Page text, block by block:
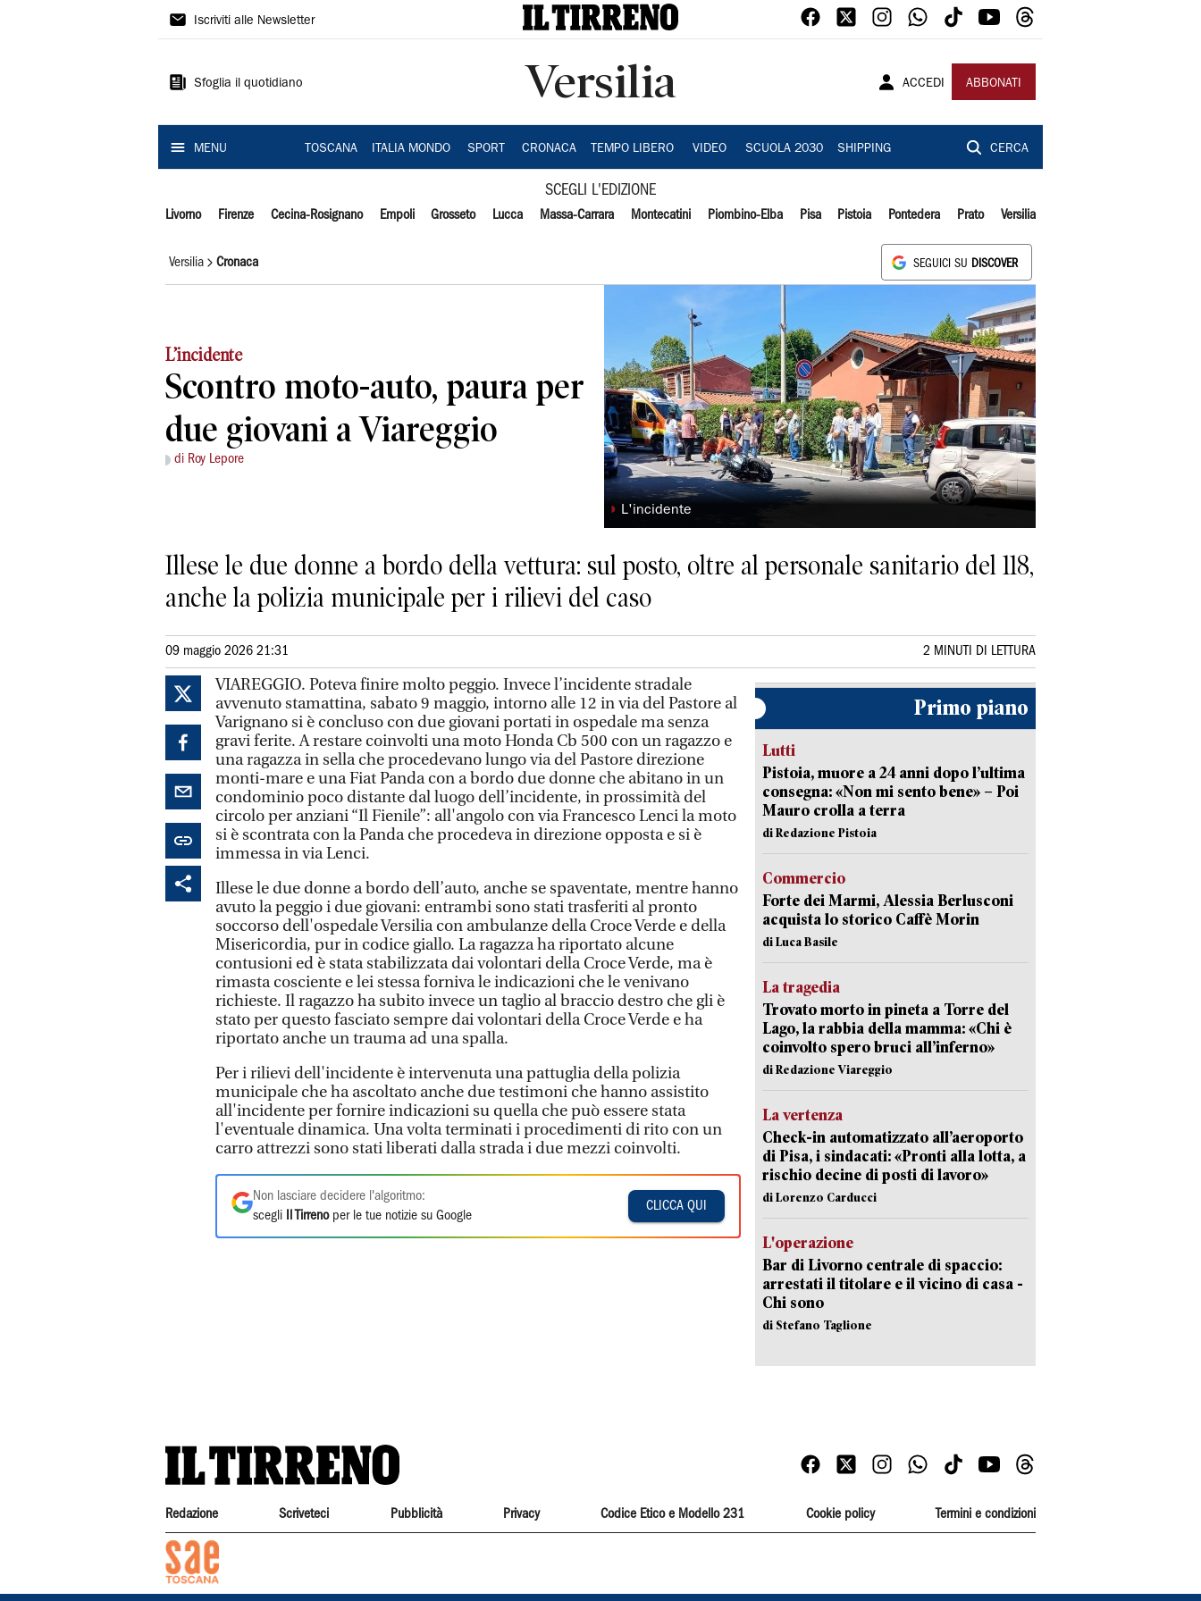
Il
Iscriviti alle Newsletter
Sfoglia il quotidiano Versilia ACCEDI ABBONATI
MENU TOSCANA ITALIA MONDO SPORT CRONACA TEMPO LIBERO VIDEO SCUOLA 2030 SHIPPING CERCA
SCEGLI L'EDIZIONE
Livorno Firenze Cecina-Rosignano Empoli Grosseto Lucca Massa-Carrara Montecatini Piombino-Elba Pisa Pistoia Pontedera Prato Versilia
Versilia Cronaca SEGUICI SU DISCOVER
L’incidente
Scontro moto-auto, paura per
due giovani a Viareggio
di Roy Lepore
◗ L'incidente
Illese le due donne a bordo della vettura: sul posto, oltre al personale sanitario del 118,
anche la polizia municipale per i rilievi del caso
09 maggio 2026 21:31 2 MINUTI DI LETTURA
VIAREGGIO. Poteva finire molto peggio. Invece l’incidente stradale
avvenuto stamattina, sabato 9 maggio, intorno alle 12 in via del Pastore al
Varignano si è concluso con due giovani portati in ospedale ma senza
gravi ferite. A restare coinvolti una moto Honda Cb 500 con un ragazzo e
una ragazza in sella che procedevano lungo via del Pastore direzione
monti-mare e una Fiat Panda con a bordo due donne che abitano in un
condominio poco distante dal luogo dell’incidente, in prossimità del
circolo per anziani “Il Fienile”: all'angolo con via Francesco Lenci la moto
si è scontrata con la Panda che procedeva in direzione opposta e si è
immessa in via Lenci.
Illese le due donne a bordo dell’auto, anche se spaventate, mentre hanno
avuto la peggio i due giovani: entrambi sono stati trasferiti al pronto
soccorso dell'ospedale Versilia con ambulanze della Croce Verde e della
Misericordia, pur in codice giallo. La ragazza ha riportato alcune
contusioni ed è stata stabilizzata dai volontari della Croce Verde, ma è
rimasta cosciente e lei stessa forniva le indicazioni che le venivano
richieste. Il ragazzo ha subito invece un taglio al braccio destro che gli è
stato per questo fasciato sempre dai volontari della Croce Verde e ha
riportato anche un trauma ad una spalla.
Per i rilievi dell'incidente è intervenuta una pattuglia della polizia
municipale che ha ascoltato anche due testimoni che hanno assistito
all'incidente per fornire indicazioni su quella che può essere stata
l'eventuale dinamica. Una volta terminati i procedimenti di rito con un
carro attrezzi sono stati liberati dalla strada i due mezzi coinvolti.
Non lasciare decidere l'algoritmo:
scegli
Il Tirrenoper le tue notizie su Google
CLICCA QUI
Primo piano
Lutti
Pistoia, muore a 24 anni dopo l’ultima
consegna: «Non mi sento bene» – Poi
Mauro crolla a terra
di Redazione Pistoia
Commercio
Forte dei Marmi, Alessia Berlusconi
acquista lo storico Caffè Morin
di Luca Basile
La tragedia
Trovato morto in pineta a Torre del
Lago, la rabbia della mamma: «Chi è
coinvolto spero bruci all’inferno»
di Redazione Viareggio
La vertenza
Check-in automatizzato all’aeroporto
di Pisa, i sindacati: «Pronti alla lotta, a
rischio decine di posti di lavoro»
di Lorenzo Carducci
L'operazione
Bar di Livorno centrale di spaccio:
arrestati il titolare e il vicino di casa -
Chi sono
di Stefano Taglione
Redazione Scriveteci Pubblicità Privacy Codice Etico e Modello 231 Cookie policy Termini e condizioni